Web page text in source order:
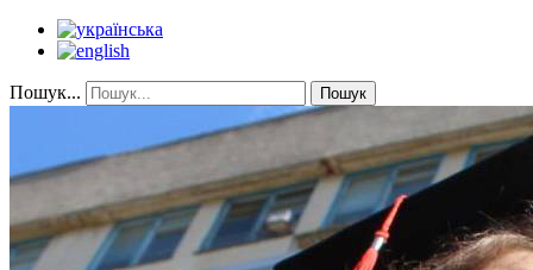
Пошук... Пошук